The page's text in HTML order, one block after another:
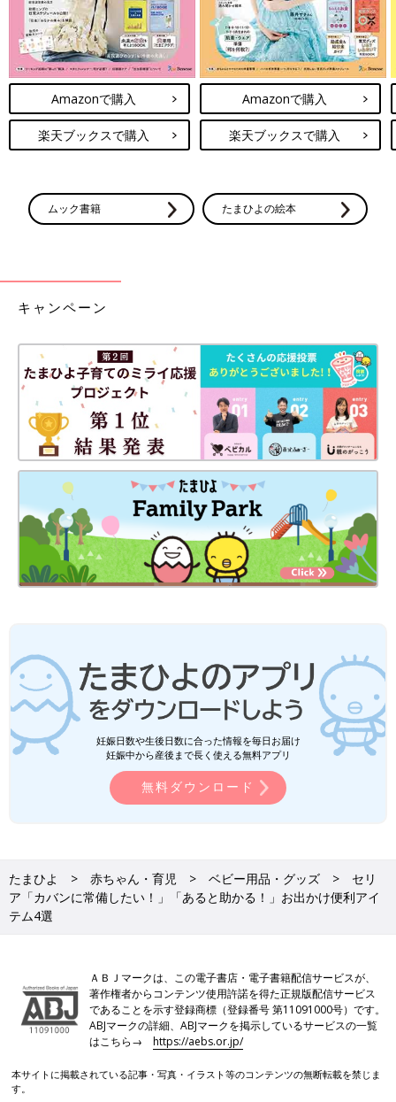
Amazonで購入
楽天ブックスで購入
Amazonで購入
楽天ブックスで購入
ムック書籍 たまひよの絵本
キャンペーン
妊娠日数や生後日数に合った情報を毎日お届け
妊娠中から産後まで長く使える無料アプリ
無料ダウンロード
たまひよ 赤ちゃん・育児 ベビー用品・グッズ
セリ
ア「カバンに常備したい！」「あると助かる！」お出かけ便利アイ
テム4選
ＡＢＪマークは、この電子書店・電子書籍配信サービスが、
著作権者からコンテンツ使用許諾を得た正規版配信サービス
であることを示す登録商標（登録番号 第11091000号）です。
ABJマークの詳細、ABJマークを掲示しているサービスの一覧
はこちら→https://aebs.or.jp/
本サイトに掲載されている記事・写真・イラスト等のコンテンツの無断転載を禁じま
す。